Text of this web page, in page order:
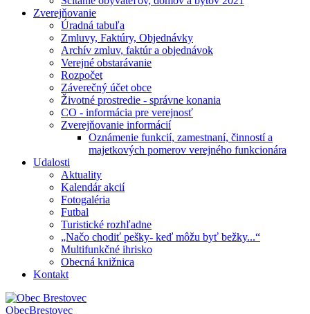
Zverejňovanie
Úradná tabuľa
Zmluvy, Faktúry, Objednávky
Archív zmluv, faktúr a objednávok
Verejné obstarávanie
Rozpočet
Záverečný účet obce
Životné prostredie - správne konania
CO - informácia pre verejnosť
Zverejňovanie informácií
Oznámenie funkcií, zamestnaní, činností a
majetkových pomerov verejného funkcionára
Udalosti
Aktuality
Kalendár akcií
Fotogaléria
Futbal
Turistické rozhľadne
„Načo chodiť pešky- keď môžu byť bežky...“
Multifunkčné ihrisko
Obecná knižnica
Kontakt
ObecBrestovec